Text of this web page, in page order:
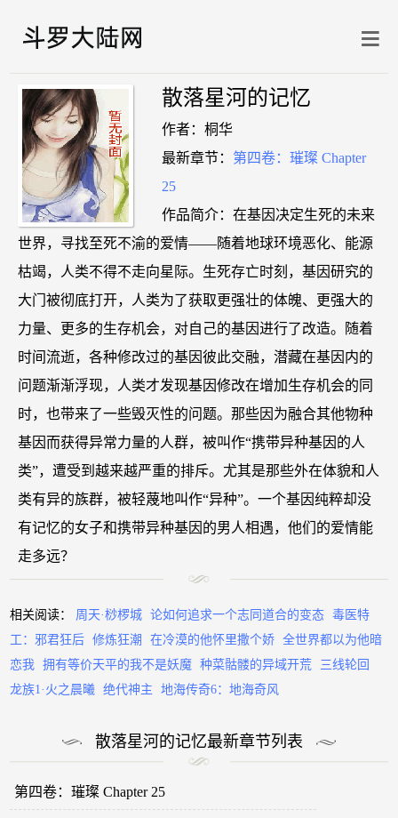
散落星河的记忆
作者：桐华
最新章节： 第四卷：璀璨 Chapter
25
作品简介：在基因决定生死的未来
世界，寻找至死不渝的爱情——随着地球环境恶化、能源
枯竭，人类不得不走向星际。生死存亡时刻，基因研究的
大门被彻底打开，人类为了获取更强壮的体魄、更强大的
力量、更多的生存机会，对自己的基因进行了改造。随着
时间流逝，各种修改过的基因彼此交融，潜藏在基因内的
问题渐渐浮现，人类才发现基因修改在增加生存机会的同
时，也带来了一些毁灭性的问题。那些因为融合其他物种
基因而获得异常力量的人群，被叫作“携带异种基因的人
类”，遭受到越来越严重的排斥。尤其是那些外在体貌和人
类有异的族群，被轻蔑地叫作“异种”。一个基因纯粹却没
有记忆的女子和携带异种基因的男人相遇，他们的爱情能
走多远？
相关阅读： 周天·桫椤城 论如何追求一个志同道合的变态
毒医特
工：邪君狂后
修炼狂潮 在冷漠的他怀里撒个娇
全世界都以为他暗
恋我
拥有等价天平的我不是妖魔 种菜骷髅的异域开荒
三线轮回
龙族1·火之晨曦
绝代神主 地海传奇6：地海奇风
散落星河的记忆最新章节列表
第四卷：璀璨 Chapter 25